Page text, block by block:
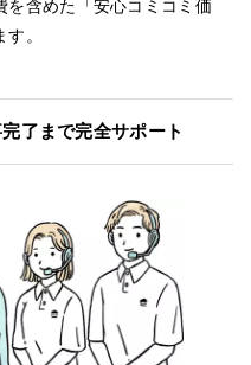
を含めた「安心コミコミ価
。
了まで完全サポート